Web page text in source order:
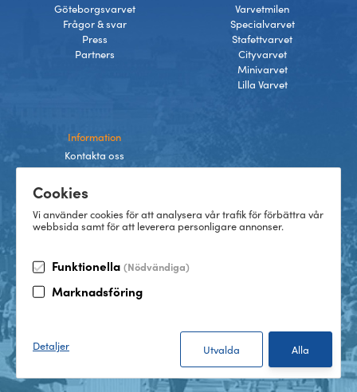
Cookies
Vi använder cookies för att analysera vår trafik för förbättra vår
webbsida samt för att leverera personligare annonser.
Funktionella (Nödvändiga)
Marknadsföring
Detaljer
Göteborgsvarvet
Frågor & svar
Press
Partners
Varvetmilen
Specialvarvet
Stafettvarvet
Cityvarvet
Minivarvet
Lilla Varvet
Information
Kontakta oss
Villkor
Cookies